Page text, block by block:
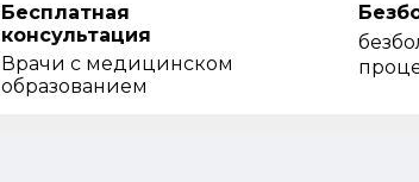
Бесплатная
консультация
Врачи с медицинском
образованием